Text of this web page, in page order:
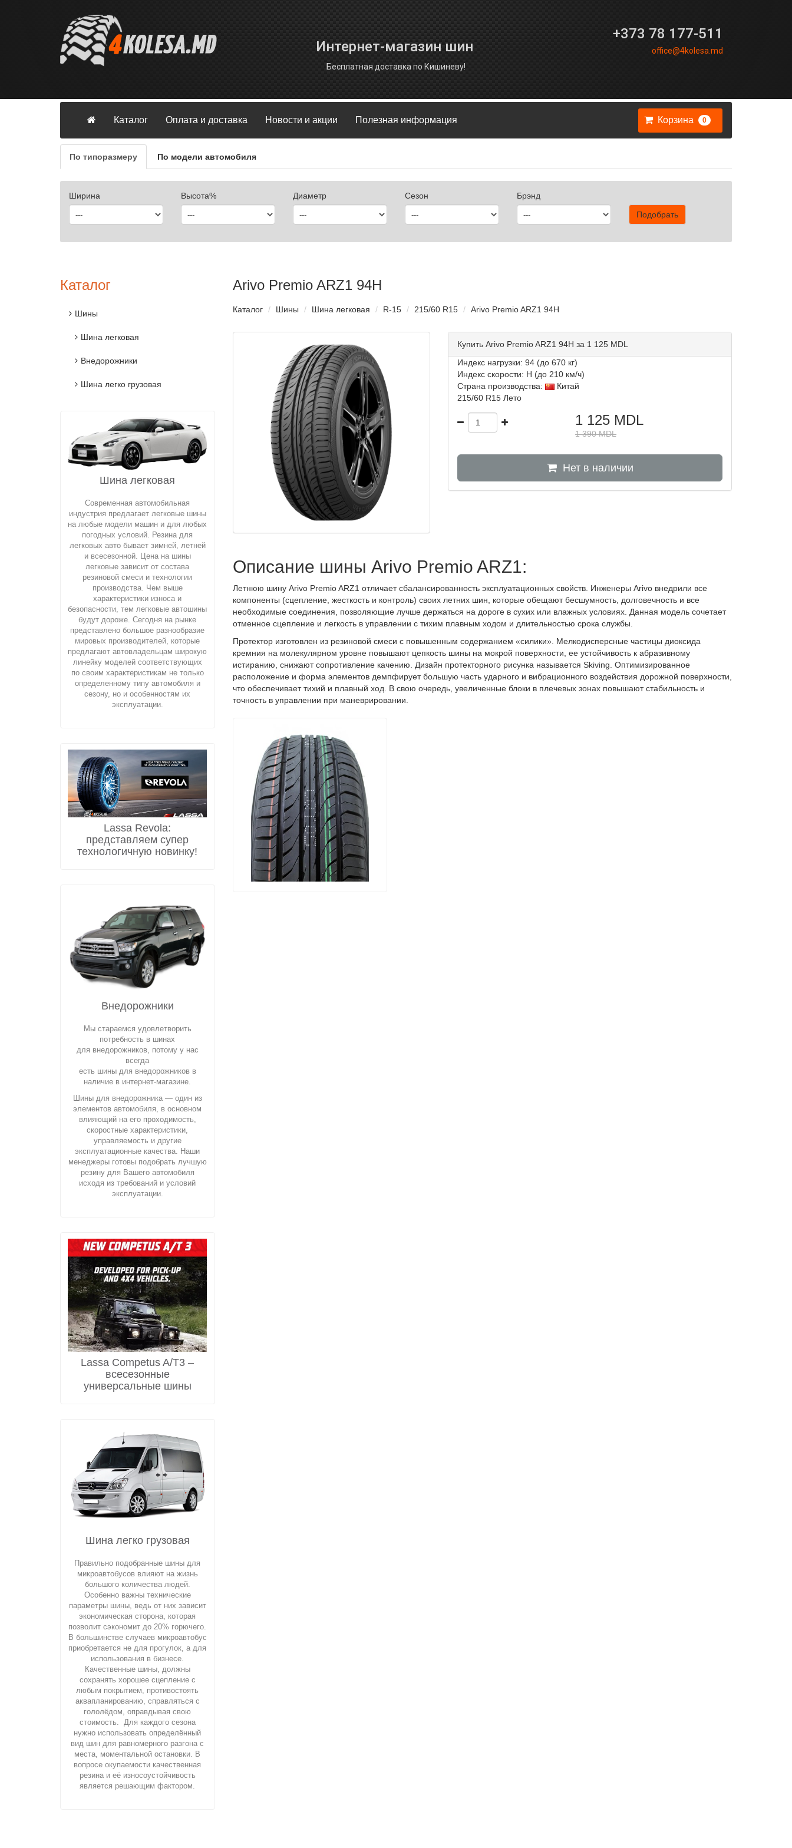
Интернет-магазин шин
Бесплатная доставка по Кишиневу!
+373 78 177-511
office@4kolesa.md
Каталог Оплата и доставка Новости и акции Полезная информация Корзина 0
По типоразмеру По модели автомобиля
Ширина Высота% Диаметр Сезон
Брэнд
Подобрать
Arivo Premio ARZ1 94H
Каталог Шины Шина легковая R-15 215/60 R15 Arivo Premio ARZ1 94H
Купить Arivo Premio ARZ1 94H за 1 125 MDL
Индекс нагрузки: 94 (до 670 кг)
Индекс скорости: H (до 210 км/ч)
Страна производства:
Китай
215/60 R15 Лето
1 125 MDL
1 390MDL
Нет в наличии
Описание шины Arivo Premio ARZ1:
Летнюю шину Arivo Premio ARZ1 отличает сбалансированность эксплуатационных свойств. Инженеры Arivo внедрили все
компоненты (сцепление, жесткость и контроль) своих летних шин, которые обещают бесшумность, долговечность и все
необходимые соединения, позволяющие лучше держаться на дороге в сухих или влажных условиях. Данная модель сочетает
отменное сцепление и легкость в управлении с тихим плавным ходом и длительностью срока службы.
Протектор изготовлен из резиновой смеси с повышенным содержанием «силики». Мелкодисперсные частицы диоксида
кремния на молекулярном уровне повышают цепкость шины на мокрой поверхности, ее устойчивость к абразивному
истиранию, снижают сопротивление качению. Дизайн протекторного рисунка называется Skiving. Оптимизированное
расположение и форма элементов демпфирует большую часть ударного и вибрационного воздействия дорожной поверхности,
что обеспечивает тихий и плавный ход. В свою очередь, увеличенные блоки в плечевых зонах повышают стабильность и
точность в управлении при маневрировании.
Каталог
Шины
Шина легковая
Внедорожники
Шина легко грузовая
Шина легковая
Современная автомобильная
индустрия предлагает легковые шины
на любые модели машин и для любых
погодных условий. Резина для
легковых авто бывает зимней, летней
и всесезонной. Цена на шины
легковые зависит от состава
резиновой смеси и технологии
производства. Чем выше
характеристики износа и
безопасности, тем легковые автошины
будут дороже. Сегодня на рынке
представлено большое разнообразие
мировых производителей, которые
предлагают автовладельцам широкую
линейку моделей соответствующих
по своим характеристикам не только
определенному типу автомобиля и
сезону, но и особенностям их
эксплуатации.
Lassa Revola:
представляем супер
технологичную новинку!
Внедорожники
Мы стараемся удовлетворить
потребность в шинах
для внедорожников, потому у нас
всегда
есть шины для внедорожников в
наличие в интернет-магазине.
Шины для внедорожника — один из
элементов автомобиля, в основном
влияющий на его проходимость,
скоростные характеристики,
управляемость и другие
эксплуатационные качества. Наши
менеджеры готовы подобрать лучшую
резину для Вашего автомобиля
исходя из требований и условий
эксплуатации.
Lassa Competus A/T3 –
всесезонные
универсальные шины
Шина легко грузовая
Правильно подобранные шины для
микроавтобусов влияют на жизнь
большого количества людей.
Особенно важны технические
параметры шины, ведь от них зависит
экономическая сторона, которая
позволит сэкономит до 20% горючего.
В большинстве случаев микроавтобус
приобретается не для прогулок, а для
использования в бизнесе.
Качественные шины, должны
сохранять хорошее сцепление с
любым покрытием, противостоять
аквапланированию, справляться с
гололёдом, оправдывая свою
стоимость. Для каждого сезона
нужно использовать определённый
вид шин для равномерного разгона с
места, моментальной остановки. В
вопросе окупаемости качественная
резина и её износоустойчивость
является решающим фактором.